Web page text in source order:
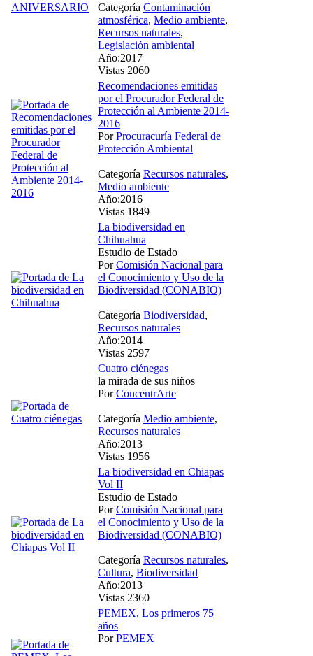
Categoría Contaminación
atmosférica, Medio ambiente,
Recursos naturales,
Legislación ambiental
Año:2017
Vistas 2060
Recomendaciones emitidas
por el Procurador Federal de
Protección al Ambiente 2014-
2016
PorProcuracuría Federal de
Protección Ambiental
Categoría Recursos naturales,
Medio ambiente
Año:2016
Vistas 1849
La biodiversidad en
Chihuahua
Estudio de Estado
PorComisión Nacional para
el Conocimiento y Uso de la
Biodiversidad (CONABIO)
Categoría Biodiversidad,
Recursos naturales
Año:2014
Vistas 2597
Cuatro ciénegas
la mirada de sus niños
PorConcentrArte
Categoría Medio ambiente,
Recursos naturales
Año:2013
Vistas 1956
La biodiversidad en Chiapas
Vol II
Estudio de Estado
PorComisión Nacional para
el Conocimiento y Uso de la
Biodiversidad (CONABIO)
Categoría Recursos naturales,
Cultura, Biodiversidad
Año:2013
Vistas 2360
PEMEX, Los primeros 75
años
PorPEMEX